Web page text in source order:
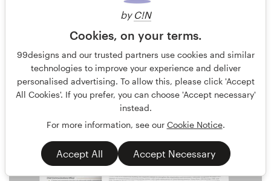
by C!N
Cookies, on your terms.
99designs and our trusted partners use cookies and similar
technologies to improve your experience and deliver
personalised advertising. To allow this, please click 'Accept
All Cookies'. If you prefer, you can choose 'Accept necessary'
instead.
For more information, see our Cookie Notice.
Accept All Accept Necessary
J.Chaushev 11